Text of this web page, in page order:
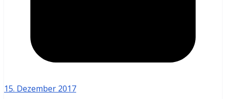
15. Dezember 2017